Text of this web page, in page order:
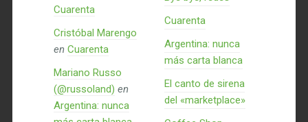
Cuarenta
Cristóbal Marengo
en Cuarenta
Mariano Russo
(@russoland) en
Argentina: nunca
Cuarenta
Argentina: nunca
más carta blanca
El canto de sirena
del «marketplace»